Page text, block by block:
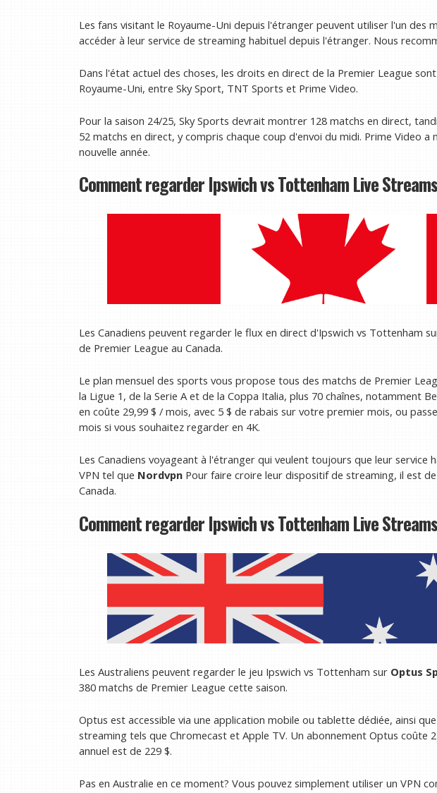
Les fans visitant le Royaume-Uni depuis l'étranger peuvent utiliser l'un des
accéder à leur service de streaming habituel depuis l'étranger. Nous
Dans l'état actuel des choses, les droits en direct de la Premier League
Royaume-Uni, entre Sky Sport, TNT Sports et Prime Video.
Pour la saison 24/25, Sky Sports devrait montrer 128 matchs en direct,
52 matchs en direct, y compris chaque coup d'envoi du midi. Prime Video a
nouvelle année.
Comment regarder Ipswich vs Tottenham Live
Les Canadiens peuvent regarder le flux en direct d'Ipswich vs Tottenham
de Premier League au Canada.
Le plan mensuel des sports vous propose tous des matchs de Premier
la Ligue 1, de la Serie A et de la Coppa Italia, plus 70 chaînes, notamment
en coûte 29,99 $ / mois, avec 5 $ de rabais sur votre premier mois, ou
mois si vous souhaitez regarder en 4K.
Les Canadiens voyageant à l'étranger qui veulent toujours que leur service
VPN tel que Nordvpn Pour faire croire leur dispositif de streaming, il est
Canada.
Comment regarder Ipswich vs Tottenham Live
Les Australiens peuvent regarder le jeu Ipswich vs Tottenham sur Optus
380 matchs de Premier League cette saison.
Optus est accessible via une application mobile ou tablette dédiée, ainsi
streaming tels que Chromecast et Apple TV. Un abonnement Optus coûte
annuel est de 229 $.
Pas en Australie en ce moment? Vous pouvez simplement utiliser un VPN